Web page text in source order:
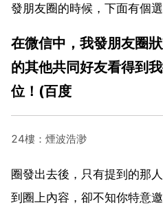
發朋友圈的時候，下面有個
在微信中，我發朋友圈
的其他共同好友看得到
位！(百度
24樓：煙波浩渺
圈發出去後，只有提到的那
到圈上內容，卻不知你特意